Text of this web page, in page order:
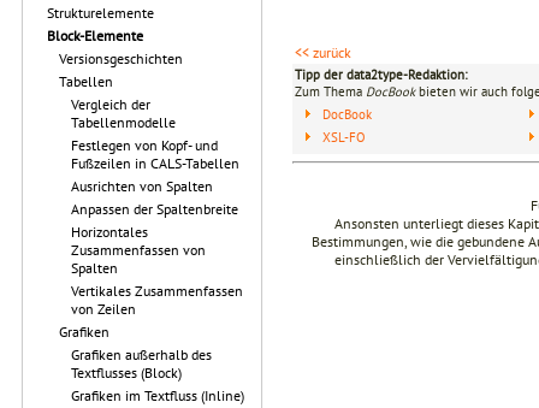
Strukturelemente
Block-Elemente
Versionsgeschichten
Tabellen
Vergleich der
Tabellenmodelle
Festlegen von Kopf- und
Fußzeilen in CALS-Tabellen
Ausrichten von Spalten
Anpassen der Spaltenbreite
Horizontales
Zusammenfassen von
Spalten
Vertikales Zusammenfassen
von Zeilen
Grafiken
Grafiken außerhalb des
Textflusses (Block)
Grafiken im Textfluss (Inline)
<< zurück
Tipp der data2type-Redaktion:
Zum Thema DocBookbieten wir auch
DocBook
XSL-FO
Ansonsten unterliegt dieses
Bestimmungen, wie die gebundene
einschließlich der